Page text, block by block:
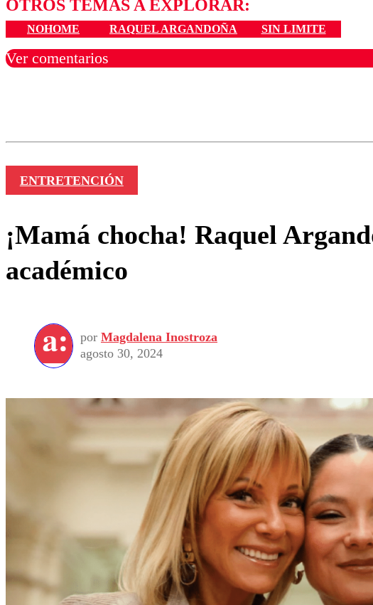
OTROS TEMAS A EXPLORAR:
NOHOME RAQUEL ARGANDOÑA SIN LIMITE
Ver comentarios
ENTRETENCIÓN
¡Mamá chocha! Raquel
académico
por Magdalena Inostroza
agosto 30, 2024